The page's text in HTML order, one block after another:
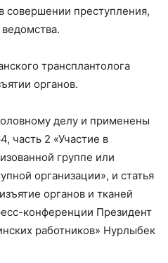
совершении преступления,
трансплантолога
органов.
делу и применены
часть 2 «Участие в
группе или
организации», и статья
органов и тканей
конференции Президент
работников» Нурлыбек